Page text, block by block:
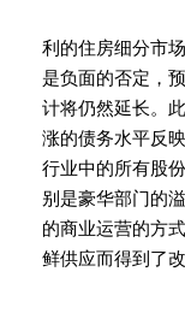
利的住房细分市
是负面的否定，
计将仍然延长。
涨的债务水平反
行业中的所有股
别是豪华部门的
的商业运营的方
鲜供应而得到了